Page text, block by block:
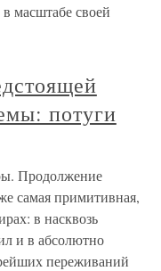
масштабе своей
потуги
Продолжение
самая примитивная,
в насквозь
и в абсолютно
переживаний